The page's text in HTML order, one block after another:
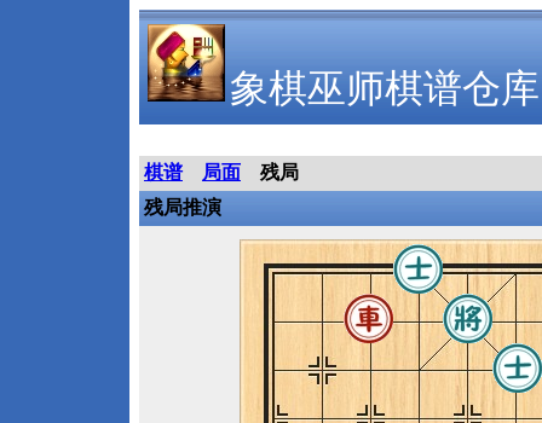
象棋巫师棋谱仓库
棋谱 局面
残局
残局推演